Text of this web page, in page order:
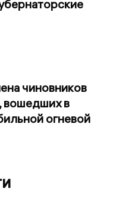
чиновников
вошедших в
огневой